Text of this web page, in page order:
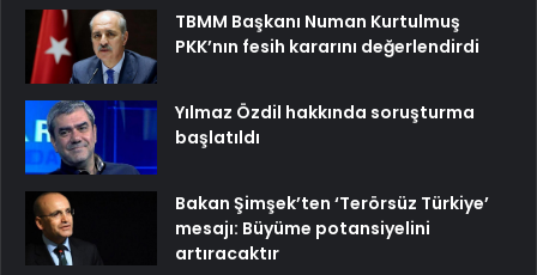
TBMM Başkanı Numan Kurtulmuş
PKK’nın fesih kararını değerlendirdi
Yılmaz Özdil hakkında soruşturma
başlatıldı
Bakan Şimşek’ten ‘Terörsüz Türkiye’
mesajı: Büyüme potansiyelini
artıracaktır